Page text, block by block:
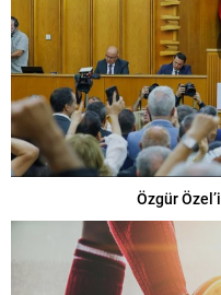
Özgür